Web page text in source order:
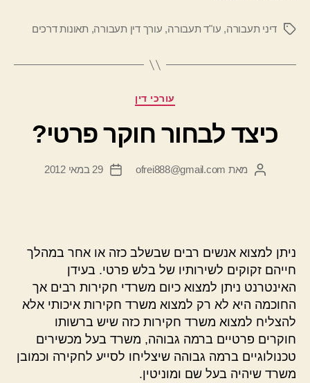
תגיותדיני תעבורה, עו"ד תעבורה, עורך דין תעבורה, תאונות דרכים
קטגוריותעורכי דין
כיצד לבחור חוקר פרטי?
המחבר
מאת ofrei888@gmail.com
תאריך
29 במאי 2012
ניתן למצוא אנשים רבים שבשלב כזה או אחר במהלך
חייהם זקוקים לשירותיו של בלש פרטי. בעידן
האינטרנט ניתן למצוא כיום משרדי חקירות רבים אך
החוכמה היא לא רק למצוא משרד חקירות איכותי אלא
להצליח למצוא משרד חקירות כזה שיש ברשותו
חוקרים פרטיים ברמה גבוהה, משרד בעל מכשירים
טכנולוגיים ברמה גבוהה שיצליחו לסייע לחקירה וכמובן
משרד שיהיה בעל שם ומוניטין.